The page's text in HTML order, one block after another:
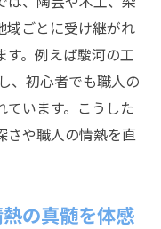
域ごとに受け継がれ
す。例えば駿河の工
、初心者でも職人の
います。こうした
さや職人の情熱を直
の真髄を体感